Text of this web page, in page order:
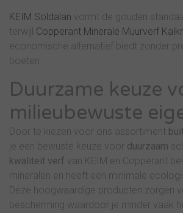
KEIM Soldalan vormt de gouden
terwijl Copperant Minerale Muurverf
economische alternatief biedt zonder
boeten.
Duurzame keuze
milieubewuste
Door te kiezen voor ons assortiment
je een bewuste keuze voor duurzaam
kwaliteit verf van KEIM en Copperant
mineralen en heeft een minimale
Deze hoogwaardige producten zorgen
bescherming waardoor je minder vaak